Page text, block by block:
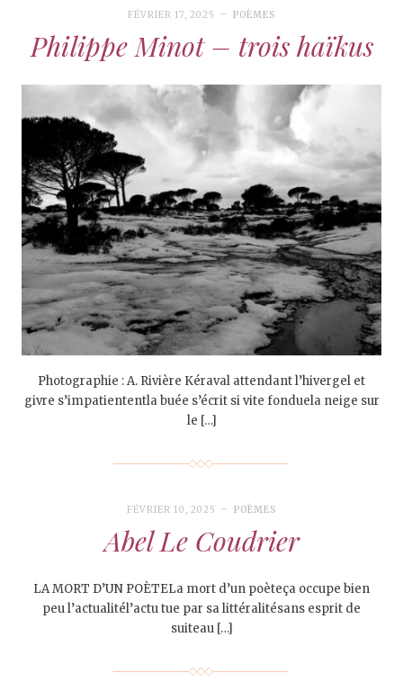
FÉVRIER 17, 2025 POÈMES
Philippe Minot – trois haïkus
Photographie : A. Rivière Kéraval attendant l’hivergel et
givre s’impatiententla buée s’écrit si vite fonduela neige sur
le […]
FÉVRIER 10, 2025 POÈMES
Abel Le Coudrier
LA MORT D’UN POÈTELa mort d’un poèteça occupe bien
peu l’actualitél’actu tue par sa littéralitésans esprit de
suiteau […]